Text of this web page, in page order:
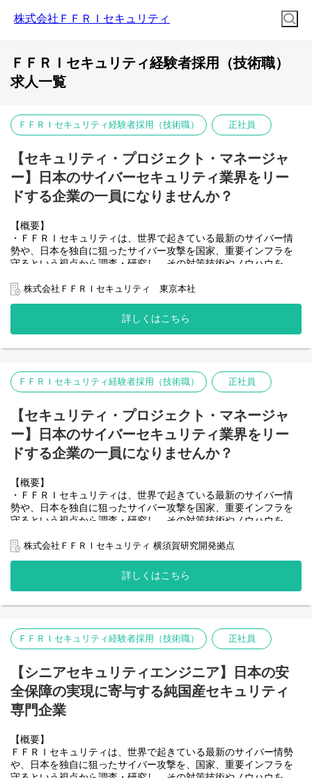
株式会社ＦＦＲＩセキュリティ
ＦＦＲＩセキュリティ経験者採用（技術職）
求人一覧
ＦＦＲＩセキュリティ経験者採用（技術職） 正社員
【セキュリティ・プロジェクト・マネージャ
ー】日本のサイバーセキュリティ業界をリー
ドする企業の一員になりませんか？
【概要】
・ＦＦＲＩセキュリティは、世界で起きている最新のサイバー情
勢や、日本を独自に狙ったサイバー攻撃を国家、重要インフラを
守るという視点から調査・研究し、その対策技術やノウハウを、
一体として提供することで、日本のナショナルセキュリティのレ
ベル向上に貢献しております。
・昨今の国家間のパワーバランスの変化に伴う経済安全保障への
ニーズの高まりに応えるため、セキュリティ・サービス事業の大
求を目指すセキュリティ技術者の募集と、
ただける、プロジェクトマネージャを募集いたします。
ＦＦＲＩセキュリティでは、最先端の技術領域におけるサイバー
セキュリティに関する
調査・研究をコアとしたサービスを展開しております。
これらのプロジェクトの管理・推進、成功への支援を担当いただ
きます。
また、経済安全保障を支える国産サイバーセキュリティを実現す
るため、
次世代Yaraiサービスの検討や、新たなセキュリティ事業の立ち上
げにも関わっていただきます。
■具体的な仕事内容
・顧客提案活動
-お客様のセキュリティに関する課題抽出
-課題解決方針の策定と提案活動
・プロジェクトマネジメント
・ステークホルダーマネジメント
・プロジェクト間の要員調整
・新事業開発
-新セキュリティサービス事業の立ち上げ
*案件例
■最先端技術に関するセキュリティ上の脅威の調査、対策の検討
開発
■IoT機器・アプリケーションのセキュリティ検査、ペネトレーシ
ョンテスト
■マルウェア解析
株式会社ＦＦＲＩセキュリティ 東京本社
詳しくはこちら
ＦＦＲＩセキュリティ経験者採用（技術職） 正社員
【セキュリティ・プロジェクト・マネージャ
ー】日本のサイバーセキュリティ業界をリー
ドする企業の一員になりませんか？
【概要】
・ＦＦＲＩセキュリティは、世界で起きている最新のサイバー情
勢や、日本を独自に狙ったサイバー攻撃を国家、重要インフラを
守るという視点から調査・研究し、その対策技術やノウハウを、
一体として提供することで、日本のナショナルセキュリティのレ
ベル向上に貢献しております。
・昨今の国家間のパワーバランスの変化に伴う経済安全保障への
ニーズの高まりに応えるため、セキュリティ・サービス事業の大
求を目指すセキュリティ技術者の募集と、
ただける、プロジェクトマネージャを募集いたします。
ＦＦＲＩセキュリティでは、最先端の技術領域におけるサイバー
セキュリティに関する
調査・研究をコアとしたサービスを展開しております。
これらのプロジェクトの管理・推進、成功への支援を担当いただ
きます。
また、経済安全保障を支える国産サイバーセキュリティを実現す
るため、
次世代Yaraiサービスの検討や、新たなセキュリティ事業の立ち上
げにも関わっていただきます。
株式会社ＦＦＲＩセキュリティ 横須賀研究開発拠点
詳しくはこちら
ＦＦＲＩセキュリティ経験者採用（技術職） 正社員
【シニアセキュリティエンジニア】日本の安
全保障の実現に寄与する純国産セキュリティ
専門企業
【概要】
ＦＦＲＩセキュリティは、世界で起きている最新のサイバー情勢
や、日本を独自に狙ったサイバー攻撃を、国家、重要インフラを
守るという視点から調査・研究し、その対策技術やノウハウを、